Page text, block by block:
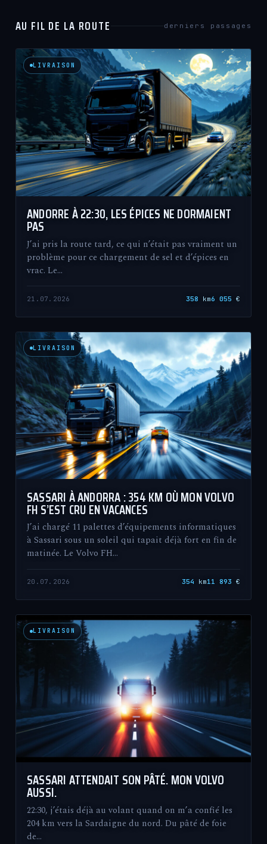
AU FIL DE LA ROUTE derniers passages
LIVRAISON
ANDORRE À 22:30, LES ÉPICES NE DORMAIENT
PAS
J’ai pris la route tard, ce qui n’était pas vraiment un
problème pour ce chargement de sel et d’épices en
vrac. Le…
21.07.2026 358 km6 055 €
LIVRAISON
SASSARI À ANDORRA : 354 KM OÙ MON VOLVO
FH S’EST CRU EN VACANCES
J’ai chargé 11 palettes d’équipements informatiques
à Sassari sous un soleil qui tapait déjà fort en fin de
matinée. Le Volvo FH…
20.07.2026 354 km11 893 €
LIVRAISON
SASSARI ATTENDAIT SON PÂTÉ. MON VOLVO
AUSSI.
22:30, j’étais déjà au volant quand on m’a confié les
204 km vers la Sardaigne du nord. Du pâté de foie
de…